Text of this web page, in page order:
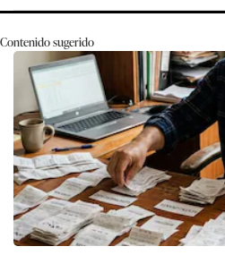
Contenido sugerido